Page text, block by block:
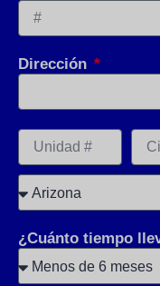
Dirección
¿Cuánto tiempo